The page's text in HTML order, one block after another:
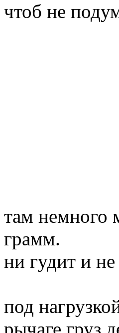
чтоб не
там немного
грамм.
ни гудит и
под